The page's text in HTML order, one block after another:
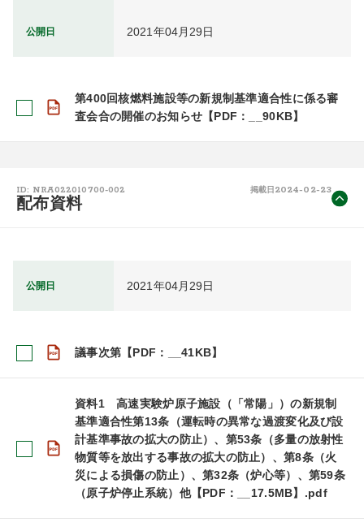
公開日 2021年04月29日
第400回核燃料施設等の新規制基準適合性に係る審
査会合の開催のお知らせ【PDF：__90KB】
ID: NRA022010700-002 掲載日 2024-02-23
配布資料
公開日 2021年04月29日
議事次第【PDF：__41KB】
資料1 高速実験炉原子施設（「常陽」）の新規制
基準適合性第13条（運転時の異常な過渡変化及び設
計基準事故の拡大の防止）、第53条（多量の放射性
物質等を放出する事故の拡大の防止）、第8条（火
災による損傷の防止）、第32条（炉心等）、第59条
（原子炉停止系統）他【PDF：__17.5MB】.pdf